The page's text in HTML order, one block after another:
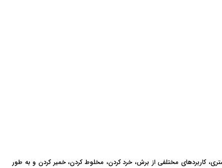
کاربردهای مختلفی از برش، خرد کردن، مخلوط کردن، خمیر کردن و به طور